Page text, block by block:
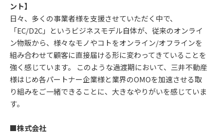
ント】
日々、多くの事業者様を支援させていただく中で、
「EC/D2C」というビジネスモデル自体が、従来のオンライ
ン物販から、様々なモノやコトをオンライン/オフラインを
組み合わせて顧客に直接届ける形に変わってきていることを
強く感じています。 このような過渡期において、三井不動産
様はじめ各パートナー企業様と業界のOMOを加速させる取
り組みをご一緒できることに、大きなやりがいを感じていま
す。
■株式会社